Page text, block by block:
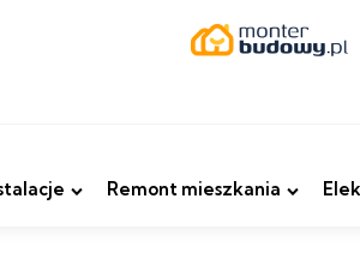
Remont mieszkania